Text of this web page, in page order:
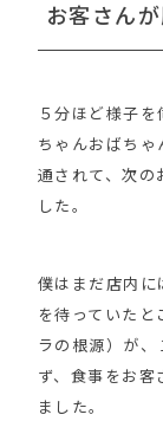
お客さん
５分ほど様子
ちゃんおばち
通されて、次の
した。
僕はまだ店内
を待っていた
ラの根源）が
ず、食事をお
ました。